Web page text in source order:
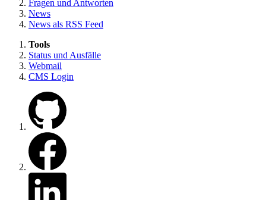
Fragen und Antworten
News
News als RSS Feed
Tools
Status und Ausfälle
Webmail
CMS Login
Zu unserem GitHub
Zu unserer Facebook Seite
Zu unserem LinkedIn